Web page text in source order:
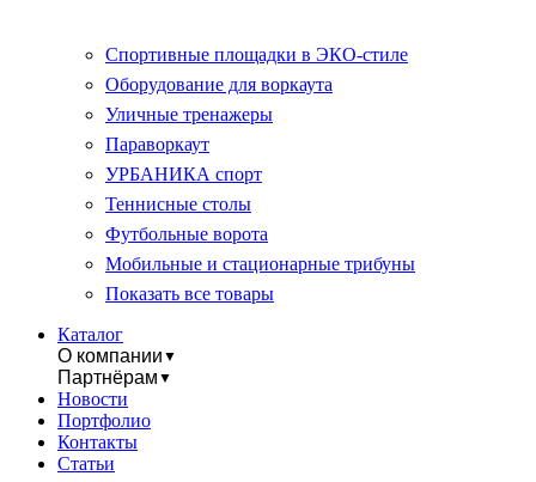
Спортивные площадки в ЭКО-стиле
Оборудование для воркаута
Уличные тренажеры
Параворкаут
УРБАНИКА спорт
Теннисные столы
Футбольные ворота
Мобильные и стационарные трибуны
Показать все товары
Каталог
О компании ▼
Партнёрам ▼
Новости
Портфолио
Контакты
Статьи